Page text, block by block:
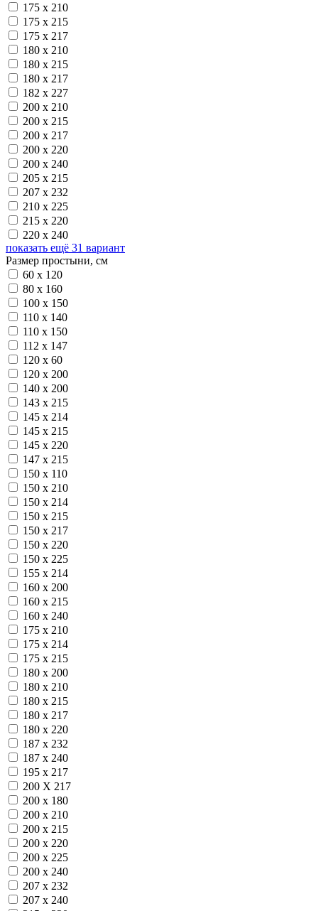
175 х 210
175 х 215
175 х 217
180 х 210
180 х 215
180 х 217
182 х 227
200 х 210
200 х 215
200 х 217
200 х 220
200 х 240
205 х 215
207 х 232
210 х 225
215 х 220
220 х 240
показать ещё 31 вариант
Размер простыни, см
60 х 120
80 х 160
100 х 150
110 х 140
110 х 150
112 х 147
120 х 60
120 х 200
140 х 200
143 х 215
145 х 214
145 х 215
145 х 220
147 х 215
150 х 110
150 х 210
150 х 214
150 х 215
150 х 217
150 х 220
150 х 225
155 х 214
160 х 200
160 х 215
160 х 240
175 х 210
175 х 214
175 х 215
180 х 200
180 х 210
180 х 215
180 х 217
180 х 220
187 х 232
187 х 240
195 х 217
200 Х 217
200 х 180
200 х 210
200 х 215
200 х 220
200 х 225
200 х 240
207 х 232
207 х 240